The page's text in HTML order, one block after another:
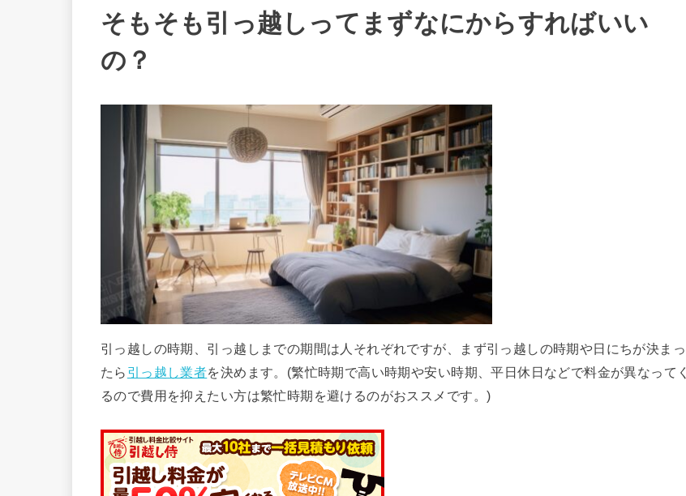
そもそも引っ越しってまずなにからすればいい
の？
引っ越しの時期、引っ越しまでの期間は人それぞれですが、まず引っ越しの時期や日にちが決まっ
たら 引っ越し業者を決めます。(繁忙時期で高い時期や安い時期、平日休日などで料金が異なってく
るので費用を抑えたい方は繁忙時期を避けるのがおススメです。)